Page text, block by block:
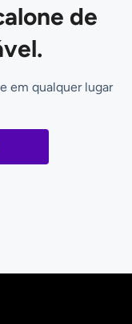
de
em qualquer lugar